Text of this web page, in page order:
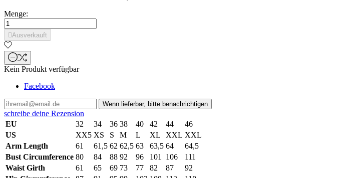
Menge:
Ausverkauft
Kein Produkt verfügbar
Facebook
Wenn lieferbar, bitte benachrichtigen
schreibe deine Rezension
EU
32 34 36 38 40 42 44
46
US
XX5 XS S M L XL XXL XXL
Arm Length
61 61,5 62 62,5 63 63,5 64
64,5
Bust Circumference 80 84 88 92 96 101 106
111
Waist Girth
61 65 69 73 77 82 87
92